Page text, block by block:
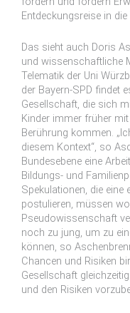
Entdeckungsreise in
Das sieht auch Doris
und wissenschaftliche
Telematik der Uni
der Bayern-SPD findet
Gesellschaft, die sich
Kinder immer früher
Berührung kommen.
diesem Kontext“, so
Bundesebene eine
Bildungs- und
Spekulationen, die eine
postulieren, müssen
Pseudowissenschaft
noch zu jung, um zu
können, so
Chancen und Risiken
Gesellschaft
und den Risiken